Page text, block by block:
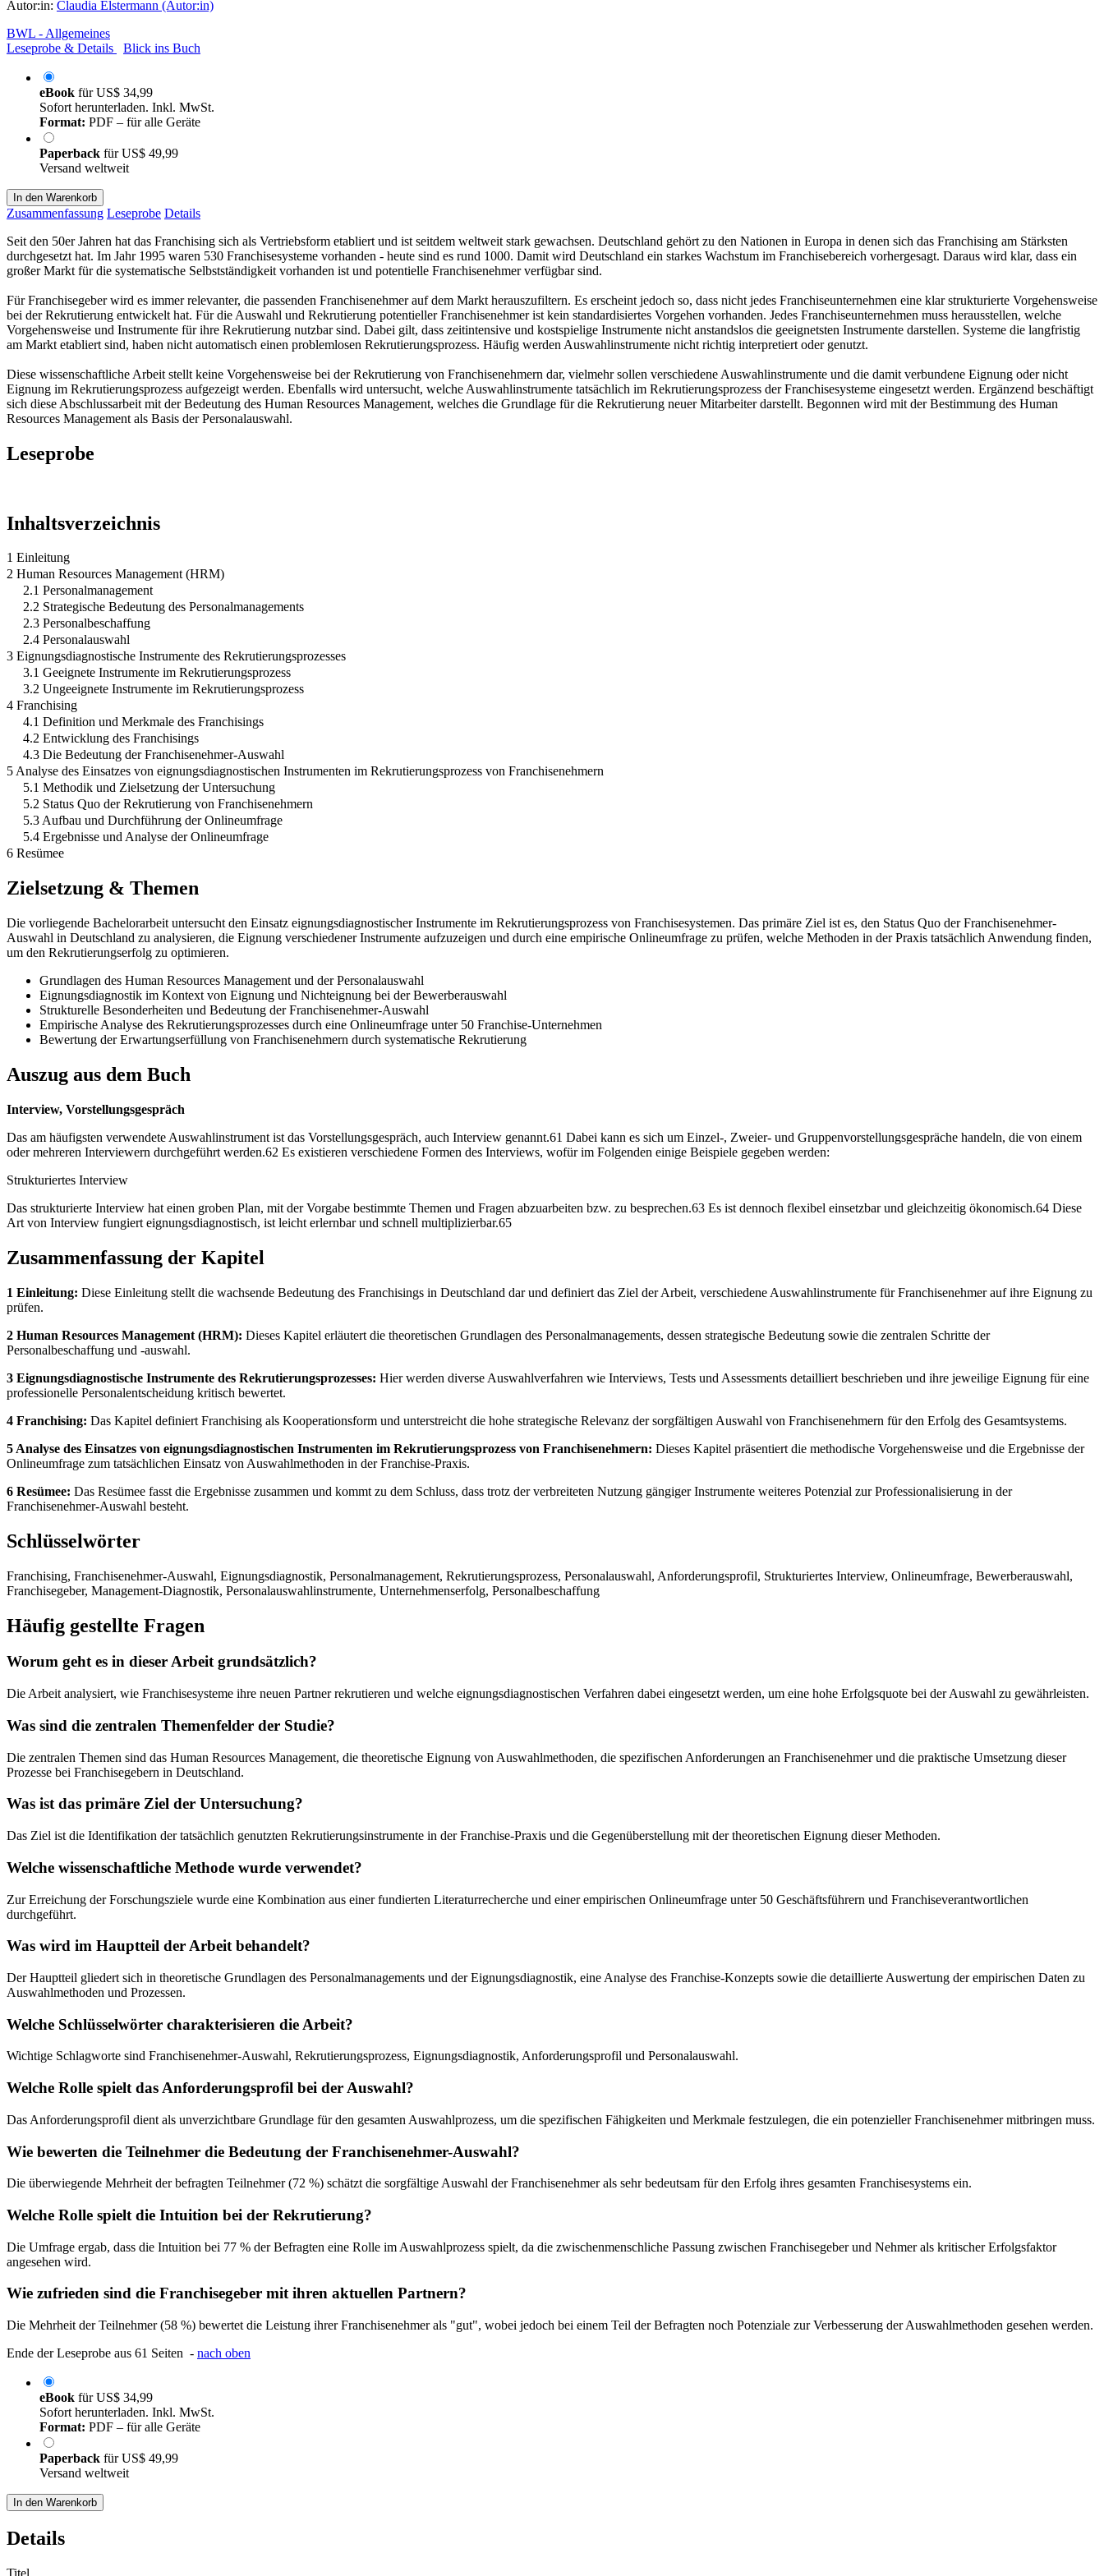
Autor:in: Claudia Elstermann (Autor:in)
BWL - Allgemeines
Leseprobe & Details
Blick ins Buch
eBook fürUS$ 34,99
Sofort herunterladen. Inkl. MwSt.
Format: PDF – für alle Geräte
Paperback fürUS$ 49,99
Versand weltweit
In den Warenkorb
Zusammenfassung Leseprobe Details
Seit den 50er Jahren hat das Franchising sich als Vertriebsform etabliert und ist seitdem weltweit stark gewachsen. Deutschland gehört zu den Nationen in Europa in denen sich das Franchising am Stärksten
durchgesetzt hat. Im Jahr 1995 waren 530 Franchisesysteme vorhanden - heute sind es rund 1000. Damit wird Deutschland ein starkes Wachstum im Franchisebereich vorhergesagt. Daraus wird klar, dass ein
großer Markt für die systematische Selbstständigkeit vorhanden ist und potentielle Franchisenehmer verfügbar sind.
Für Franchisegeber wird es immer relevanter, die passenden Franchisenehmer auf dem Markt herauszufiltern. Es erscheint jedoch so, dass nicht jedes Franchiseunternehmen eine klar strukturierte Vorgehensweise
bei der Rekrutierung entwickelt hat. Für die Auswahl und Rekrutierung potentieller Franchisenehmer ist kein standardisiertes Vorgehen vorhanden. Jedes Franchiseunternehmen muss herausstellen, welche
Vorgehensweise und Instrumente für ihre Rekrutierung nutzbar sind. Dabei gilt, dass zeitintensive und kostspielige Instrumente nicht anstandslos die geeignetsten Instrumente darstellen. Systeme die langfristig
am Markt etabliert sind, haben nicht automatisch einen problemlosen Rekrutierungsprozess. Häufig werden Auswahlinstrumente nicht richtig interpretiert oder genutzt.
Diese wissenschaftliche Arbeit stellt keine Vorgehensweise bei der Rekrutierung von Franchisenehmern dar, vielmehr sollen verschiedene Auswahlinstrumente und die damit verbundene Eignung oder nicht
Eignung im Rekrutierungsprozess aufgezeigt werden. Ebenfalls wird untersucht, welche Auswahlinstrumente tatsächlich im Rekrutierungsprozess der Franchisesysteme eingesetzt werden. Ergänzend beschäftigt
sich diese Abschlussarbeit mit der Bedeutung des Human Resources Management, welches die Grundlage für die Rekrutierung neuer Mitarbeiter darstellt. Begonnen wird mit der Bestimmung des Human
Resources Management als Basis der Personalauswahl.
Leseprobe
Inhaltsverzeichnis
1 Einleitung
2 Human Resources Management (HRM)
2.1 Personalmanagement
2.2 Strategische Bedeutung des Personalmanagements
2.3 Personalbeschaffung
2.4 Personalauswahl
3 Eignungsdiagnostische Instrumente des Rekrutierungsprozesses
3.1 Geeignete Instrumente im Rekrutierungsprozess
3.2 Ungeeignete Instrumente im Rekrutierungsprozess
4 Franchising
4.1 Definition und Merkmale des Franchisings
4.2 Entwicklung des Franchisings
4.3 Die Bedeutung der Franchisenehmer-Auswahl
5 Analyse des Einsatzes von eignungsdiagnostischen Instrumenten im Rekrutierungsprozess von Franchisenehmern
5.1 Methodik und Zielsetzung der Untersuchung
5.2 Status Quo der Rekrutierung von Franchisenehmern
5.3 Aufbau und Durchführung der Onlineumfrage
5.4 Ergebnisse und Analyse der Onlineumfrage
6 Resümee
Zielsetzung & Themen
Die vorliegende Bachelorarbeit untersucht den Einsatz eignungsdiagnostischer Instrumente im Rekrutierungsprozess von Franchisesystemen. Das primäre Ziel ist es, den Status Quo der Franchisenehmer-
Auswahl in Deutschland zu analysieren, die Eignung verschiedener Instrumente aufzuzeigen und durch eine empirische Onlineumfrage zu prüfen, welche Methoden in der Praxis tatsächlich Anwendung finden,
um den Rekrutierungserfolg zu optimieren.
Grundlagen des Human Resources Management und der Personalauswahl
Eignungsdiagnostik im Kontext von Eignung und Nichteignung bei der Bewerberauswahl
Strukturelle Besonderheiten und Bedeutung der Franchisenehmer-Auswahl
Empirische Analyse des Rekrutierungsprozesses durch eine Onlineumfrage unter 50 Franchise-Unternehmen
Bewertung der Erwartungserfüllung von Franchisenehmern durch systematische Rekrutierung
Auszug aus dem Buch
Interview, Vorstellungsgespräch
Das am häufigsten verwendete Auswahlinstrument ist das Vorstellungsgespräch, auch Interview genannt.61 Dabei kann es sich um Einzel-, Zweier- und Gruppenvorstellungsgespräche handeln, die von einem
oder mehreren Interviewern durchgeführt werden.62 Es existieren verschiedene Formen des Interviews, wofür im Folgenden einige Beispiele gegeben werden:
Strukturiertes Interview
Das strukturierte Interview hat einen groben Plan, mit der Vorgabe bestimmte Themen und Fragen abzuarbeiten bzw. zu besprechen.63 Es ist dennoch flexibel einsetzbar und gleichzeitig ökonomisch.64 Diese
Art von Interview fungiert eignungsdiagnostisch, ist leicht erlernbar und schnell multiplizierbar.65
Zusammenfassung der Kapitel
1 Einleitung: Diese Einleitung stellt die wachsende Bedeutung des Franchisings in Deutschland dar und definiert das Ziel der Arbeit, verschiedene Auswahlinstrumente für Franchisenehmer auf ihre Eignung zu
prüfen.
2 Human Resources Management (HRM): Dieses Kapitel erläutert die theoretischen Grundlagen des Personalmanagements, dessen strategische Bedeutung sowie die zentralen Schritte der
Personalbeschaffung und -auswahl.
3 Eignungsdiagnostische Instrumente des Rekrutierungsprozesses: Hier werden diverse Auswahlverfahren wie Interviews, Tests und Assessments detailliert beschrieben und ihre jeweilige Eignung für eine
professionelle Personalentscheidung kritisch bewertet.
4 Franchising: Das Kapitel definiert Franchising als Kooperationsform und unterstreicht die hohe strategische Relevanz der sorgfältigen Auswahl von Franchisenehmern für den Erfolg des Gesamtsystems.
5 Analyse des Einsatzes von eignungsdiagnostischen Instrumenten im Rekrutierungsprozess von Franchisenehmern: Dieses Kapitel präsentiert die methodische Vorgehensweise und die Ergebnisse der
Onlineumfrage zum tatsächlichen Einsatz von Auswahlmethoden in der Franchise-Praxis.
6 Resümee: Das Resümee fasst die Ergebnisse zusammen und kommt zu dem Schluss, dass trotz der verbreiteten Nutzung gängiger Instrumente weiteres Potenzial zur Professionalisierung in der
Franchisenehmer-Auswahl besteht.
Schlüsselwörter
Franchising, Franchisenehmer-Auswahl, Eignungsdiagnostik, Personalmanagement, Rekrutierungsprozess, Personalauswahl, Anforderungsprofil, Strukturiertes Interview, Onlineumfrage, Bewerberauswahl,
Franchisegeber, Management-Diagnostik, Personalauswahlinstrumente, Unternehmenserfolg, Personalbeschaffung
Häufig gestellte Fragen
Worum geht es in dieser Arbeit grundsätzlich?
Die Arbeit analysiert, wie Franchisesysteme ihre neuen Partner rekrutieren und welche eignungsdiagnostischen Verfahren dabei eingesetzt werden, um eine hohe Erfolgsquote bei der Auswahl zu gewährleisten.
Was sind die zentralen Themenfelder der Studie?
Die zentralen Themen sind das Human Resources Management, die theoretische Eignung von Auswahlmethoden, die spezifischen Anforderungen an Franchisenehmer und die praktische Umsetzung dieser
Prozesse bei Franchisegebern in Deutschland.
Was ist das primäre Ziel der Untersuchung?
Das Ziel ist die Identifikation der tatsächlich genutzten Rekrutierungsinstrumente in der Franchise-Praxis und die Gegenüberstellung mit der theoretischen Eignung dieser Methoden.
Welche wissenschaftliche Methode wurde verwendet?
Zur Erreichung der Forschungsziele wurde eine Kombination aus einer fundierten Literaturrecherche und einer empirischen Onlineumfrage unter 50 Geschäftsführern und Franchiseverantwortlichen
durchgeführt.
Was wird im Hauptteil der Arbeit behandelt?
Der Hauptteil gliedert sich in theoretische Grundlagen des Personalmanagements und der Eignungsdiagnostik, eine Analyse des Franchise-Konzepts sowie die detaillierte Auswertung der empirischen Daten zu
Auswahlmethoden und Prozessen.
Welche Schlüsselwörter charakterisieren die Arbeit?
Wichtige Schlagworte sind Franchisenehmer-Auswahl, Rekrutierungsprozess, Eignungsdiagnostik, Anforderungsprofil und Personalauswahl.
Welche Rolle spielt das Anforderungsprofil bei der Auswahl?
Das Anforderungsprofil dient als unverzichtbare Grundlage für den gesamten Auswahlprozess, um die spezifischen Fähigkeiten und Merkmale festzulegen, die ein potenzieller Franchisenehmer mitbringen muss.
Wie bewerten die Teilnehmer die Bedeutung der Franchisenehmer-Auswahl?
Die überwiegende Mehrheit der befragten Teilnehmer (72 %) schätzt die sorgfältige Auswahl der Franchisenehmer als sehr bedeutsam für den Erfolg ihres gesamten Franchisesystems ein.
Welche Rolle spielt die Intuition bei der Rekrutierung?
Die Umfrage ergab, dass die Intuition bei 77 % der Befragten eine Rolle im Auswahlprozess spielt, da die zwischenmenschliche Passung zwischen Franchisegeber und Nehmer als kritischer Erfolgsfaktor
angesehen wird.
Wie zufrieden sind die Franchisegeber mit ihren aktuellen Partnern?
Die Mehrheit der Teilnehmer (58 %) bewertet die Leistung ihrer Franchisenehmer als "gut", wobei jedoch bei einem Teil der Befragten noch Potenziale zur Verbesserung der Auswahlmethoden gesehen werden.
Ende der Leseprobe aus 61 Seiten - nach oben
eBook fürUS$ 34,99
Sofort herunterladen. Inkl. MwSt.
Format: PDF – für alle Geräte
Paperback fürUS$ 49,99
Versand weltweit
In den Warenkorb
Details
Titel